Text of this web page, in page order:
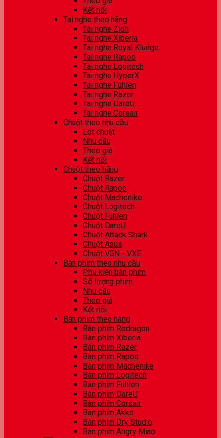
Kết nối
Tai nghe theo hãng
Tai nghe Zidli
Tai nghe Xiberia
Tai nghe Royal Kludge
Tai nghe Rapoo
Tai nghe Logitech
Tai nghe HyperX
Tai nghe Fuhlen
Tai nghe Razer
Tai nghe DareU
Tai nghe Corsair
Chuột theo nhu cầu
Lót chuột
Nhu cầu
Theo giá
Kết nối
Chuột theo hãng
Chuột Razer
Chuột Rapoo
Chuột Machenike
Chuột Logitech
Chuột Fuhlen
Chuột DareU
Chuột Attack Shark
Chuột Asus
Chuột VGN - VXE
Bàn phím theo nhu cầu
Phụ kiện bàn phím
Số lượng phím
Nhu cầu
Theo giá
Kết nối
Bàn phím theo hãng
Bàn phím Redragon
Bàn phím Xiberia
Bàn phím Razer
Bàn phím Rapoo
Bàn phím Machenike
Bàn phím Logitech
Bàn phím Fuhlen
Bàn phím DareU
Bàn phím Corsair
Bàn phím Akko
Bàn phím Dry Studio
Bàn phím Angry Miao